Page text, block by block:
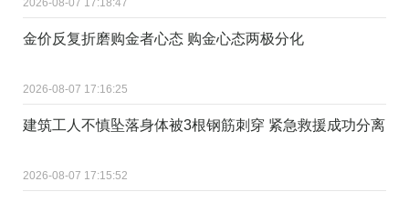
金价反复折磨购金者心态 购金心态两极分化
2026-08-07 17:16:25
建筑工人不慎坠落身体被3根钢筋刺穿 紧急救援成功分离
2026-08-07 17:15:52